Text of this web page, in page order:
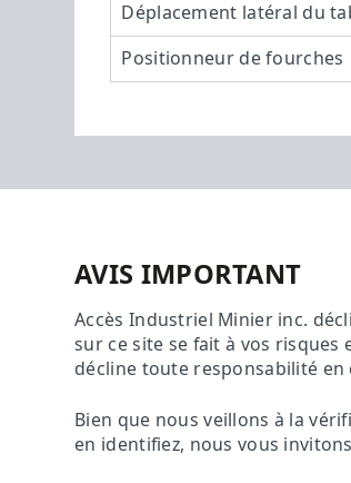
Déplacement latéral du
Positionneur de fourches
AVIS IMPORTANT
Accès Industriel Minier inc.
sur ce site se fait à vos
décline toute responsabilité
Bien que nous veillons à la
en identifiez, nous vous